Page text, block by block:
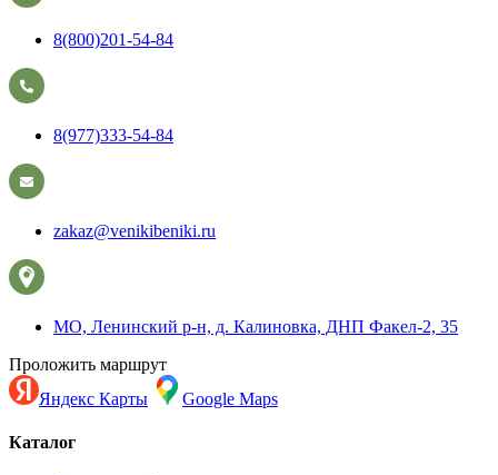
8(800)201-54-84
8(977)333-54-84
zakaz@venikibeniki.ru
МО, Ленинский р-н, д. Калиновка, ДНП Факел-2, 35
Проложить маршрут
Яндекс Карты
Google Maps
Каталог